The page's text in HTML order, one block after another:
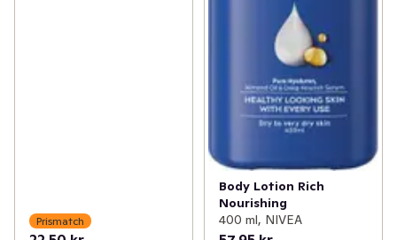
Prismatch
Body Lotion Rich
Nourishing
400 ml, NIVEA